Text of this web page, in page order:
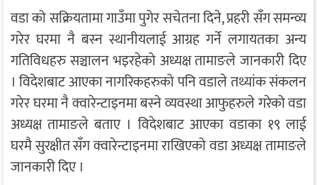
वडा को सक्रियतामा गाउँमा पुगेर सचेतना दिने, प्रहरी सँग समन्व्य
गरेर घरमा नै बस्न स्थानीयलाई आग्रह गर्ने लगायतका अन्य
गतिविधहरु सञ्चालन भइरहेको अध्यक्ष तामाङले जानकारी दिए
। विदेशबाट आएका नागरिकहरुको पनि वडाले तथ्यांक संकलन
गरेर घरमा नै क्वारेन्टाइनमा बस्ने व्यवस्था आफुहरुले गरेको वडा
अध्यक्ष तामाङले बताए । विदेशबाट आएका वडाका १९ लाई
घरमै सुरक्षीत सँग क्वारेन्टाइनमा राखिएको वडा अध्यक्ष तामाङले
जानकारी दिए ।